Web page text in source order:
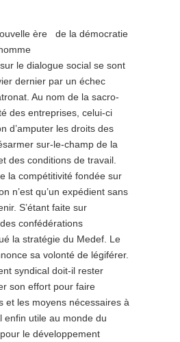
ère de la démocratie
le dialogue social se sont
dernier par un échec
Au nom de la sacro-
des entreprises, celui-ci
d’amputer les droits des
sur-le-champ de la
des conditions de travail.
la compétitivité fondée sur
n’est qu’un expédient sans
S’étant faite sur
des confédérations
la stratégie du Medef. Le
sa volonté de légiférer.
syndical doit-il rester
son effort pour faire
et les moyens nécessaires à
enfin utile au monde du
le développement